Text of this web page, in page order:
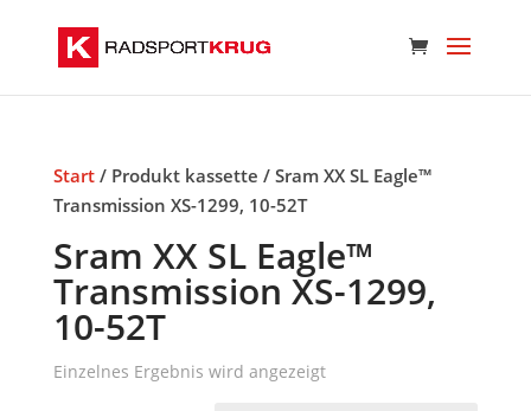
Start/ Produkt kassette / Sram XX SL Eagle™
Transmission XS-1299, 10-52T
Sram XX SL Eagle™
Transmission XS-1299,
10-52T
Einzelnes Ergebnis wird angezeigt